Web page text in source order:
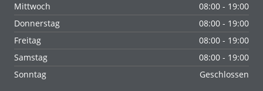
Mittwoch
08:00 - 19:00
Donnerstag
08:00 - 19:00
Freitag
08:00 - 19:00
Samstag
08:00 - 19:00
Sonntag
Geschlossen